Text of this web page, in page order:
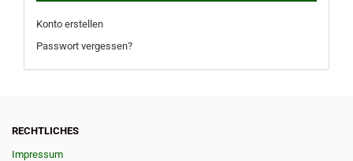
Konto erstellen
Passwort vergessen?
RECHTLICHES
Impressum